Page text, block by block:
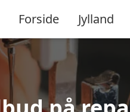
Forside Jylland